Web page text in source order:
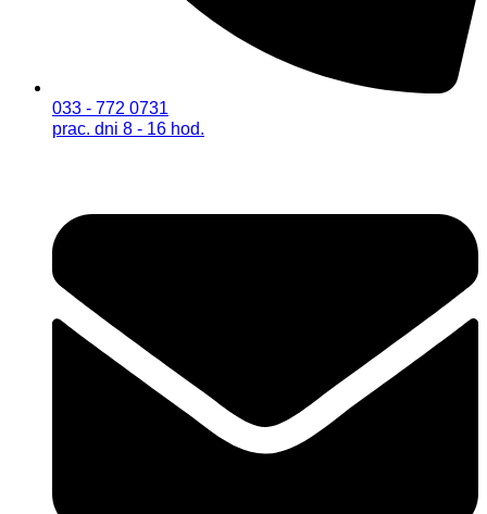
033 - 772 0731
prac. dni 8 - 16 hod.